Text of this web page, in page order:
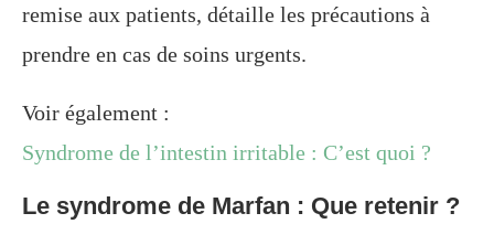
remise aux patients, détaille les précautions à
prendre en cas de soins urgents.
Voir également :
Syndrome de l’intestin irritable : C’est quoi ?
Le syndrome de Marfan : Que retenir ?